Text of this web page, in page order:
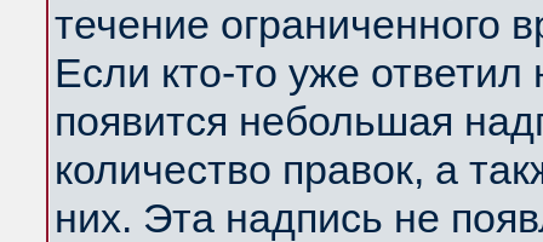
течение ограниченного
Если кто-то уже
появится небольшая
количество правок, а
них. Эта надпись не